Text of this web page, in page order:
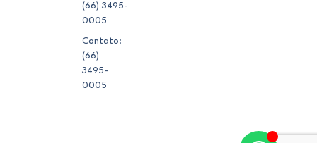
(66) 3495-
0005
Contato:
(66)
3495-
0005